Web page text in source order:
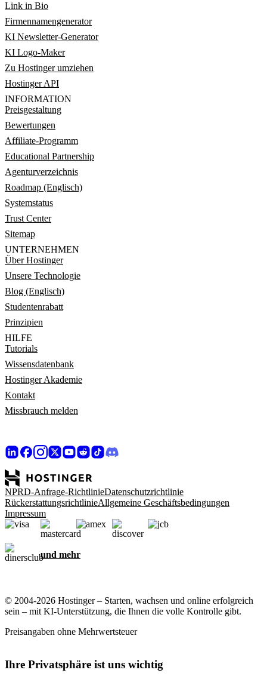
Link in Bio
Firmennamengenerator
KI Newsletter-Generator
KI Logo-Maker
Zu Hostinger umziehen
Hostinger API
INFORMATION
Preisgestaltung
Bewertungen
Affiliate-Programm
Educational Partnership
Agenturverzeichnis
Roadmap (Englisch)
Systemstatus
Trust Center
Sitemap
UNTERNEHMEN
Über Hostinger
Unsere Technologie
Blog (Englisch)
Studentenrabatt
Prinzipien
HILFE
Tutorials
Wissensdatenbank
Hostinger Akademie
Kontakt
Missbrauch melden
NPRD-Anfrage-RichtlinieDatenschutzrichtlinie
RückerstattungsrichtlinieAllgemeine Geschäftsbedingungen
Impressum
und mehr
© 2004-2026 Hostinger – Starten, wachsen und online erfolgreich
sein – mit KI-Unterstützung, die Ihnen die volle Kontrolle gibt.
Preisangaben ohne Mehrwertsteuer
Ihre Privatsphäre ist uns wichtig